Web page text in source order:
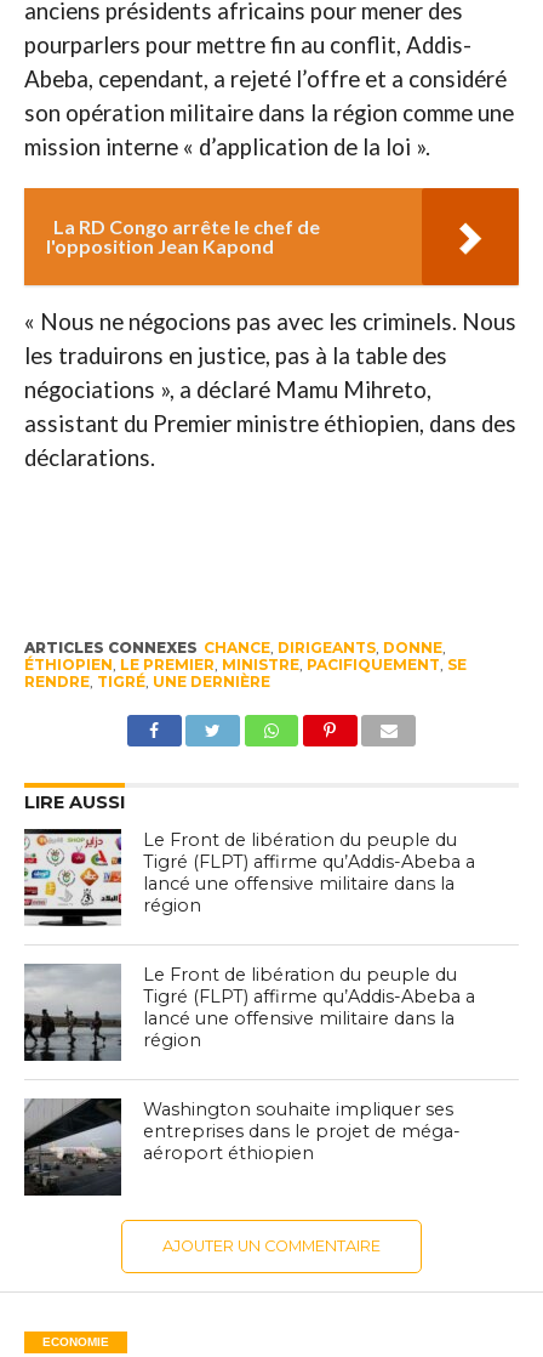
anciens présidents africains pour mener des
pourparlers pour mettre fin au conflit, Addis-
Abeba, cependant, a rejeté l’offre et a considéré
son opération militaire dans la région comme une
mission interne « d’application de la loi ».
La RD Congo arrête le chef de
l'opposition Jean Kapond
« Nous ne négocions pas avec les criminels. Nous
les traduirons en justice, pas à la table des
négociations », a déclaré Mamu Mihreto,
assistant du Premier ministre éthiopien, dans des
déclarations.
ARTICLES CONNEXES CHANCE, DIRIGEANTS, DONNE,
ÉTHIOPIEN LE PREMIER MINISTRE, PACIFIQUEMENT SE
RENDRE, TIGRÉ, UNE DERNIÈRE
LIRE AUSSI
Le Front de libération du peuple du
Tigré (FLPT) affirme qu’Addis-Abeba a
lancé une offensive militaire dans la
région
Le Front de libération du peuple du
Tigré (FLPT) affirme qu’Addis-Abeba a
lancé une offensive militaire dans la
région
Washington souhaite impliquer ses
entreprises dans le projet de méga-
aéroport éthiopien
AJOUTER UN COMMENTAIRE
ECONOMIE